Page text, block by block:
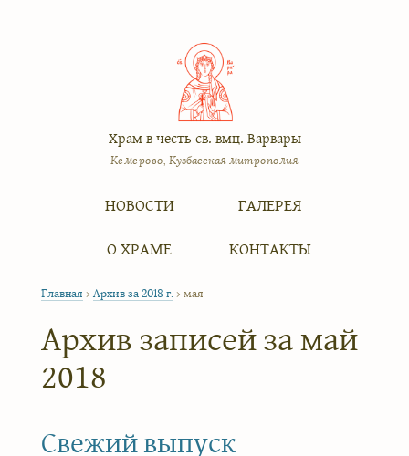
Храм в честь св. вмц. Варвары
Кемерово, Кузбасская митрополия
НОВОСТИ
О ХРАМЕ
ГАЛЕРЕЯ
КОНТАКТЫ
Главная › Архив за 2018 г. › мая
Архив записей замай
2018
Свежий выпуск